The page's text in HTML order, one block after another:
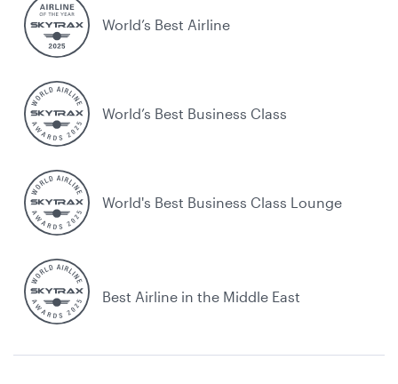
World’s Best Airline
World’s Best Business Class
World's Best Business Class Lounge
Best Airline in the Middle East